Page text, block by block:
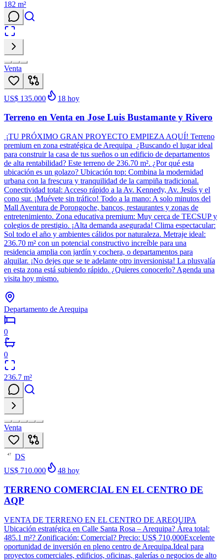
182 m²
Venta
US$ 135.000 18 hoy
Terreno en Venta en Jose Luis Bustamante y Rivero
¡TU PRÓXIMO GRAN PROYECTO EMPIEZA AQUÍ! Terreno
premium en zona estratégica de Arequipa ¿Buscando el lugar ideal
para construir la casa de tus sueños o un edificio de departamentos
de alta rentabilidad? Este terreno de 236.70 m². ¿Por qué esta
ubicación es un golazo? Ubicación top: Combina la modernidad
urbana con la frescura y tranquilidad de la campiña tradicional.
Conectividad total: Acceso rápido a la Av. Kennedy, Av. Jesús y el
cono sur. ¡Muévete sin tráfico! Todo a la mano: A solo minutos del
Mall Aventura de Porongoche, bancos, restaurantes y zonas de
entretenimiento. Zona educativa premium: Muy cerca de TECSUP y
colegios de prestigio. ¡Alta demanda asegurada! Clima espectacular:
Sol todo el año y ambientes cálidos por naturaleza. Metraje ideal:
236.70 m² con un potencial constructivo increíble para una
residencia amplia con jardín y cochera, o departamentos para
alquilar. ¡No dejes que se te adelante otro inversionista! La plusvalía
en esta zona está subiendo rápido. ¿Quieres conocerlo? Agenda una
visita hoy mismo.
Departamento de Arequipa
0
0
236.7 m²
Venta
47
DS
US$ 710.000
48 hoy
TERRENO COMERCIAL EN EL CENTRO DE
AQP
VENTA DE TERRENO EN EL CENTRO DE AREQUIPA
Ubicación estratégica en Calle Santa Rosa – Arequipa? Área total:
485.1 m²? Zonificación: Comercial? Precio: US$ 710,000Excelente
oportunidad de inversión en pleno centro de Arequipa.Ideal para
proyectos comerciales, edificios, oficinas, galerías o negocios de alto